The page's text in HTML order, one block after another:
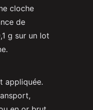
cloche
de
g sur un lot
appliquée.